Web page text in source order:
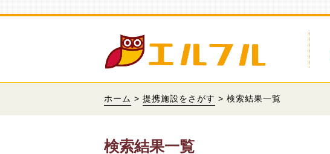
ホーム > 提携施設をさがす > 検索結果一覧
検索結果一覧